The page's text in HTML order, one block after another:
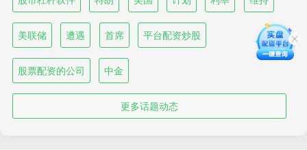
美联储 遭遇 首席 平台配资炒股
股票配资的公司 中金
更多话题动态